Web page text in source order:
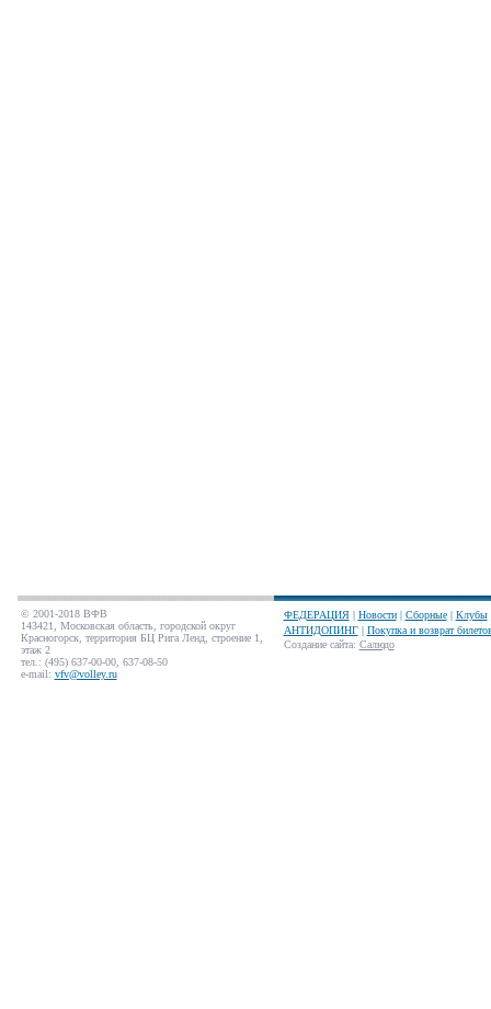
© 2001-2018 ВФВ
143421, Московская область, городской округ
Красногорск, территория БЦ Рига Ленд, строение 1,
этаж 2
тел.: (495) 637-00-00, 637-08-50
e-mail: vfv@volley.ru
ФЕДЕРАЦИЯ| Новости| Сборные| Клубы
АНТИДОПИНГ| Покупка и возврат
Создание сайта: Салюдо